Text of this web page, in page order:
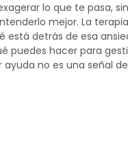
lo que te pasa,
mejor. La
está detrás de esa
puedes hacer para
ayuda no es una señal